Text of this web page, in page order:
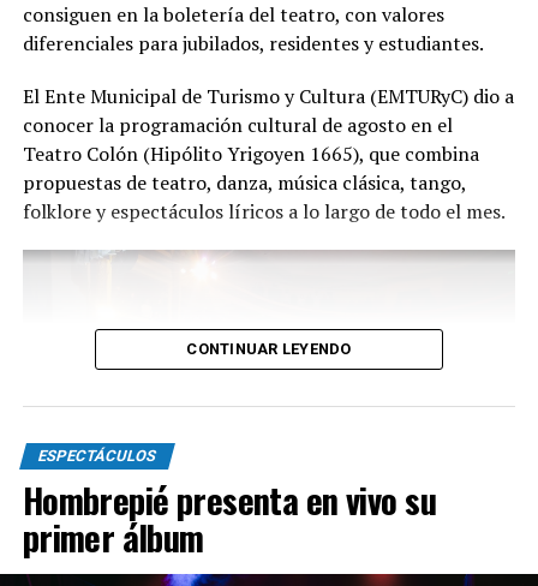
distinguida con los Premios Estrella de Mar 2024 y
2026 como Mejor Espectáculo de Danza y con el Premio
Faro de Oro 2024. Además, Emmanuel Marín y Lola
Gutiérrez Rey obtuvieron el subcampeonato en el
Mundial de Tango de Buenos Aires.
realizar una gira por Europa. Además, recibió
la Declaración de Interés Cultural como Embajadores
cultura local.
La función del domingo 16 de agosto será una nueva
consiguen en la boletería del teatro, con valores
diferenciales para jubilados, residentes y estudiantes.
El Ente Municipal de Turismo y Cultura (EMTURyC) dio a
conocer la programación cultural de agosto en el
Teatro Colón (Hipólito Yrigoyen 1665), que combina
propuestas de teatro, danza, música clásica, tango,
folklore y espectáculos líricos a lo largo de todo el mes.
CONTINUAR LEYENDO
ESPECTÁCULOS
Hombrepié presenta en vivo su
primer álbum